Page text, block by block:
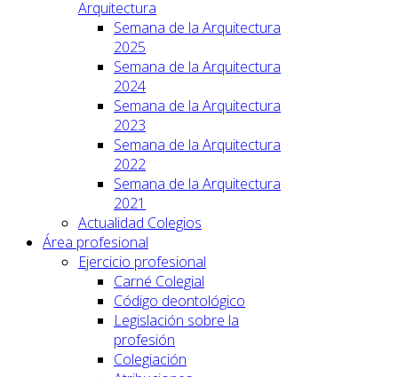
Arquitectura
Semana de la Arquitectura
2025
Semana de la Arquitectura
2024
Semana de la Arquitectura
2023
Semana de la Arquitectura
2022
Semana de la Arquitectura
2021
Actualidad Colegios
Área profesional
Ejercicio profesional
Carné Colegial
Código deontológico
Legislación sobre la
profesión
Colegiación